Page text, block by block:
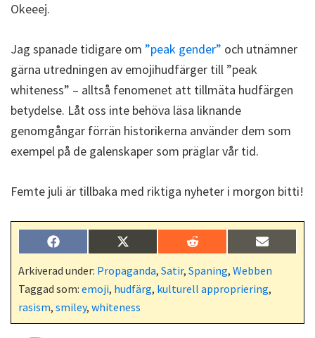
Okeeej.
Jag spanade tidigare om ”peak gender” och utnämner
gärna utredningen av emojihudfärger till ”peak
whiteness” – alltså fenomenet att tillmäta hudfärgen
betydelse. Låt oss inte behöva läsa liknande
genomgångar förrän historikerna använder dem som
exempel på de galenskaper som präglar vår tid.
Femte juli är tillbaka med riktiga nyheter i morgon bitti!
Dela
på
F
a
c
b
o
o
k
Dela
på
X
(
T
w
i
t
t
e
Dela
på
R
e
d
i
Dela
på
E
-
p
s
Arkiverad under: Propaganda, Satir, Spaning, Webben
Taggad som: emoji, hudfärg, kulturell appropriering,
rasism, smiley, whiteness